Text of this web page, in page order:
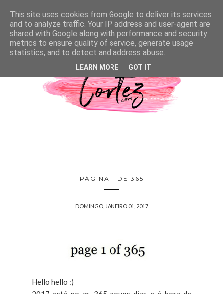
PÁGINA 1 DE 365
DOMINGO, JANEIRO 01, 2017
Hello hello :)
This site uses cookies from Google to deliver its services
and to analyze traffic. Your IP address and user-agent are
shared with Google along with performance and security
metrics to ensure quality of service, generate usage
statistics, and to detect and address abuse.
LEARN MORE GOT IT